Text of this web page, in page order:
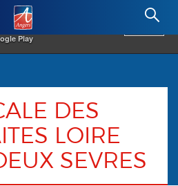
Play
Angers.fr : Retour à l'accueil
DES
LOIRE
SEVRES